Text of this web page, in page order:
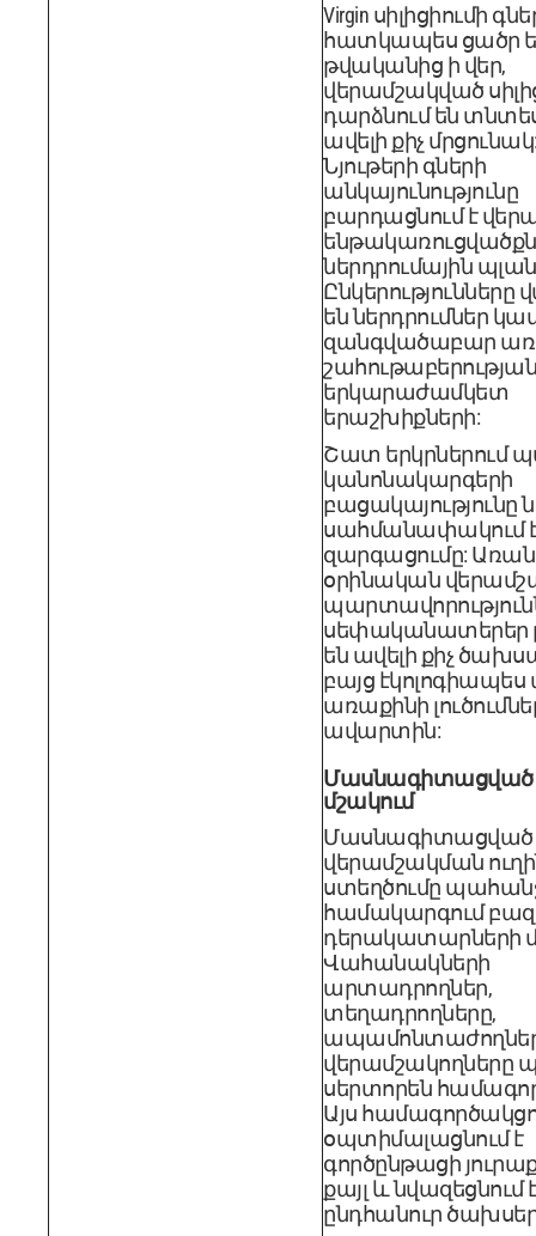
Virgin սիլիցիումի
հատկապես ցածր
թվականից ի վեր,
վերամշակված
դարձնում են
ավելի քիչ
Նյութերի գների
անկայունությունը
բարդացնում է
ներդրումային
Ընկերությունները
են ներդրումներ
զանգվածաբար
շահութաբերության
երկարաժամկետ
երաշխիքների:
Շատ երկրներում
կանոնակարգերի
բացակայությունը
սահմանափակում է
զարգացումը:
օրինական
սեփականատերեր
են ավելի քիչ
բայց էկոլոգիապես
առաքինի
ավարտին:
Մասնագիտացված
մշակում
Մասնագիտացված
վերամշակման
ստեղծումը
համակարգում
դերակատարների
Վահանակների
արտադրողներ,
տեղադրողները,
վերամշակողները
սերտորեն
Այս
օպտիմալացնում է
գործընթացի
քայլ և նվազեցնում
ընդհանուր